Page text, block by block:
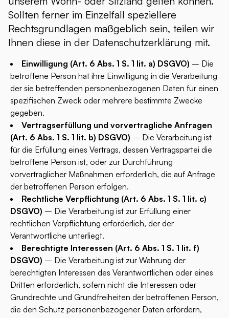
Sollten ferner im Einzelfall speziellere
Rechtsgrundlagen maßgeblich sein, teilen wir
Ihnen diese in der Datenschutzerklärung mit.
Einwilligung (Art. 6 Abs. 1 S. 1 lit. a) DSGVO) – Die
betroffene Person hat ihre Einwilligung in die Verarbeitung
der sie betreffenden personenbezogenen Daten für einen
spezifischen Zweck oder mehrere bestimmte Zwecke
gegeben.
Vertragserfüllung und vorvertragliche Anfragen
(Art. 6 Abs. 1 S. 1 lit. b) DSGVO) – Die Verarbeitung ist
für die Erfüllung eines Vertrags, dessen Vertragspartei die
betroffene Person ist, oder zur Durchführung
vorvertraglicher Maßnahmen erforderlich, die auf Anfrage
der betroffenen Person erfolgen.
Rechtliche Verpflichtung (Art. 6 Abs. 1 S. 1 lit. c)
DSGVO) – Die Verarbeitung ist zur Erfüllung einer
rechtlichen Verpflichtung erforderlich, der der
Verantwortliche unterliegt.
Berechtigte Interessen (Art. 6 Abs. 1 S. 1 lit. f)
DSGVO) – Die Verarbeitung ist zur Wahrung der
berechtigten Interessen des Verantwortlichen oder eines
Dritten erforderlich, sofern nicht die Interessen oder
Grundrechte und Grundfreiheiten der betroffenen Person,
die den Schutz personenbezogener Daten erfordern,